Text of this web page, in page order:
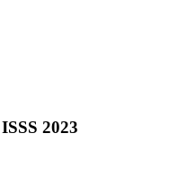
2023